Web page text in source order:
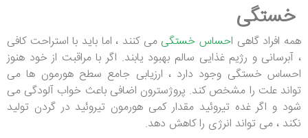
خستگی
همه افراد گاهی احساس خستگی می کنند ، اما باید با استراحت کافی
، آبرسانی و رژیم غذایی سالم بهبود یابند. اگر با مراقبت از خود هنوز
احساس خستگی وجود دارد ، ارزیابی جامع سطح هورمون ها می
تواند علت را مشخص کند. پروژسترون اضافی باعث خواب آلودگی می
شود و اگر غده تیروئید مقدار کمی هورمون تیروئید در گردن تولید
نکند ، می تواند انرژی را کاهش دهد.